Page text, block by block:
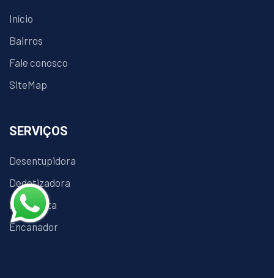
Início
Bairros
Fale conosco
SiteMap
SERVIÇOS
Desentupidora
Dedetizadora
Eletricista
Encanador